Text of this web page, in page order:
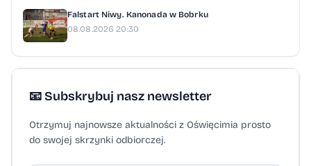
Falstart Niwy. Kanonada w Bobrku
08.08.2026 20:30
📧 Subskrybuj nasz newsletter
Otrzymuj najnowsze aktualności z Oświęcimia prosto
do swojej skrzynki odbiorczej.